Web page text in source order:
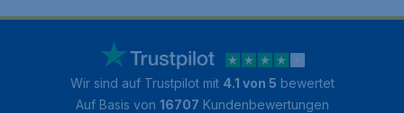
Wir sind auf Trustpilot mit 4.1 von 5 bewertet
Auf Basis von 16707 Kundenbewertungen